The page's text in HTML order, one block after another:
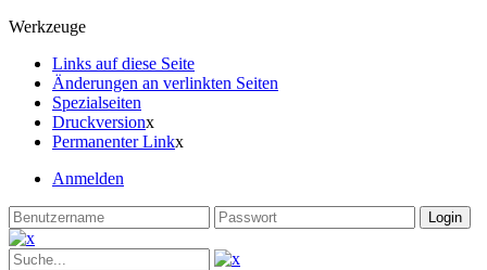
Werkzeuge
Links auf diese Seite
Änderungen an verlinkten Seiten
Spezialseiten
Druckversionx
Permanenter Linkx
Anmelden